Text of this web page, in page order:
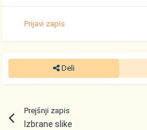
Prijavi zapis
Deli
Prejšnji zapis
Izbrane slike